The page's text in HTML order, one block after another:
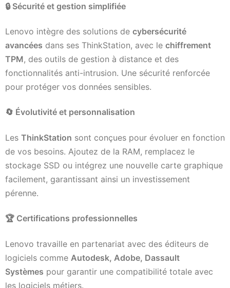
🔒Sécurité et gestion simplifiée
Lenovo intègre des solutions de cybersécurité
avancées dans ses ThinkStation, avec le chiffrement
TPM, des outils de gestion à distance et des
fonctionnalités anti-intrusion. Une sécurité renforcée
pour protéger vos données sensibles.
🔄 Évolutivité et personnalisation
Les ThinkStation sont conçues pour évoluer en fonction
de vos besoins. Ajoutez de la RAM, remplacez le
stockage SSD ou intégrez une nouvelle carte graphique
facilement, garantissant ainsi un investissement
pérenne.
🏆 Certifications professionnelles
Lenovo travaille en partenariat avec des éditeurs de
logiciels comme Autodesk, Adobe, Dassault
Systèmes pour garantir une compatibilité totale avec
les logiciels métiers.